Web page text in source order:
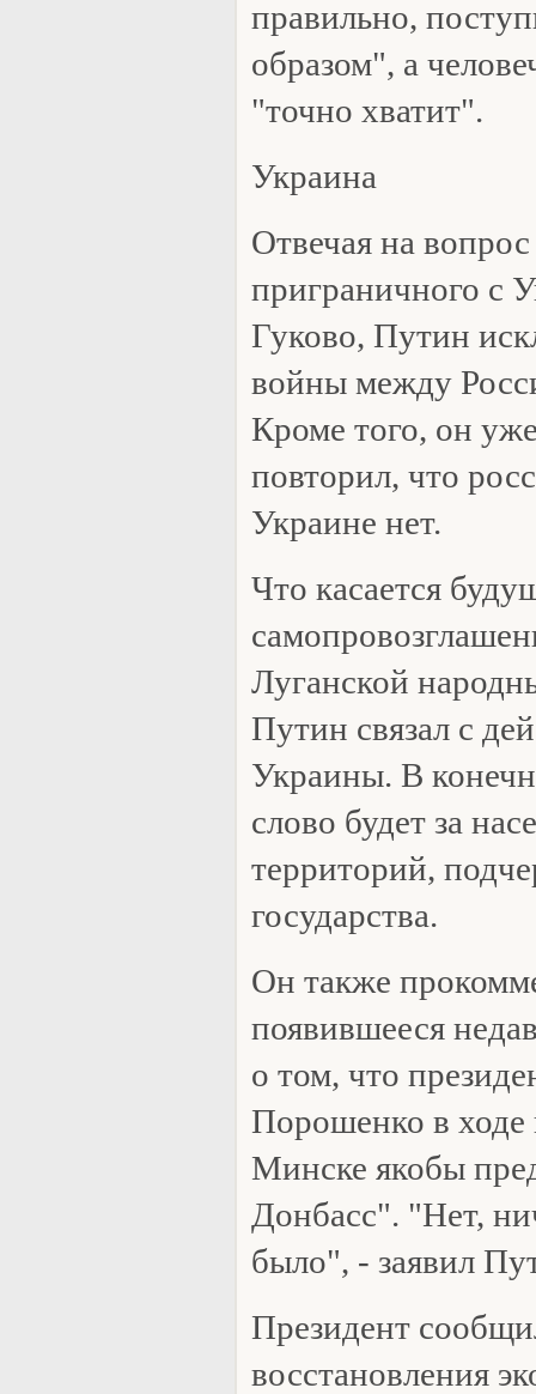
правильно,
образом", а
"точно хватит".
Украина
Отвечая на
приграничного с
Гуково, Путин
войны между
Кроме того, он
повторил, что
Украине нет.
Что касается
Луганской
Путин связал с
Украины. В
слово будет за
территорий,
государства.
Он также
появившееся
о том, что
Порошенко в ходе
Минске якобы
Донбасс". "Нет,
было", - заявил
Президент
восстановления